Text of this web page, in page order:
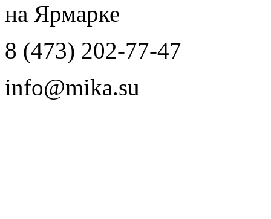
на Ярмарке
8 (473) 202-77-47
info@mika.su